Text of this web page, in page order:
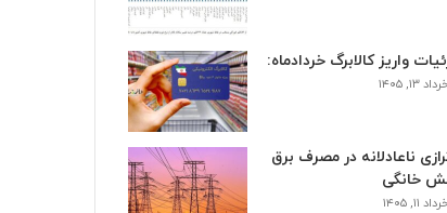
واریز کالابرگ خردادماه:
۱۳, ۱۴۰۵
ناعادلانه در مصرف برق
خانگی
۱۱, ۱۴۰۵